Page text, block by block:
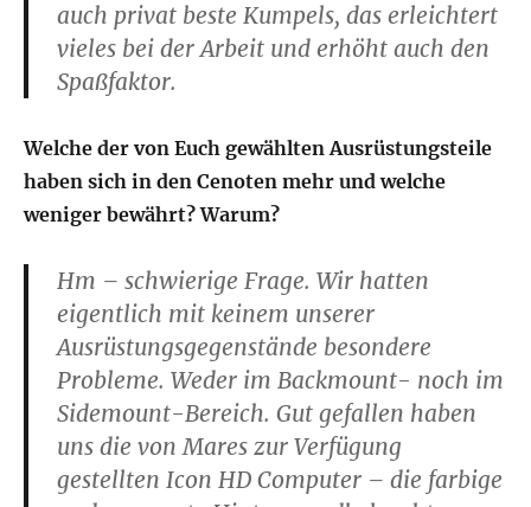
auch privat beste Kumpels, das erleichtert
vieles bei der Arbeit und erhöht auch den
Spaßfaktor.
Welche der von Euch gewählten Ausrüstungsteile
haben sich in den Cenoten mehr und welche
weniger bewährt? Warum?
Hm – schwierige Frage. Wir hatten
eigentlich mit keinem unserer
Ausrüstungsgegenstände besondere
Probleme. Weder im Backmount- noch im
Sidemount-Bereich. Gut gefallen haben
uns die von Mares zur Verfügung
gestellten Icon HD Computer – die farbige